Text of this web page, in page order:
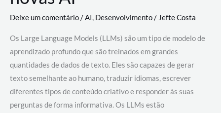
Deixe um comentário/AI, Desenvolvimento/ Jefte Costa
Os Large Language Models (LLMs) são um tipo de modelo de
aprendizado profundo que são treinados em grandes
quantidades de dados de texto. Eles são capazes de gerar
texto semelhante ao humano, traduzir idiomas, escrever
diferentes tipos de conteúdo criativo e responder às suas
perguntas de forma informativa. Os LLMs estão